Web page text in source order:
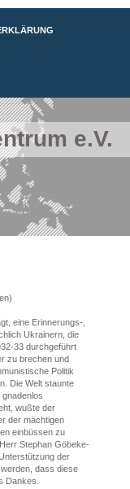
e.V.
eine Erinnerungs-,
Ukrainern, die
33 durchgeführt
zu brechen und
Politik
Die Welt staunte
wußte der
der mächtigen
einbüssen zu
Stephan Göbeke-
der
dass diese
Dankes.